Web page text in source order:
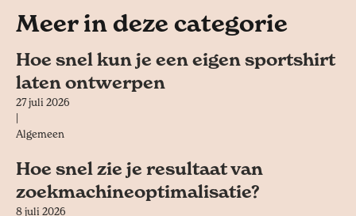
Meer in deze categorie
Hoe snel kun je een eigen sportshirt
laten ontwerpen
27 juli 2026
|
Algemeen
Hoe snel zie je resultaat van
zoekmachineoptimalisatie?
8 juli 2026